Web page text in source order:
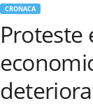
CRONACA
Proteste